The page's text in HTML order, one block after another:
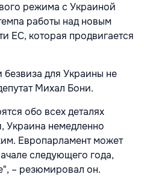
режима с Украиной
работы над новым
ЕС, которая продвигается
для Украины не
Михал Бони.
обо всех деталях
Украина немедленно
Европарламент может
следующего года,
– резюмировал он.